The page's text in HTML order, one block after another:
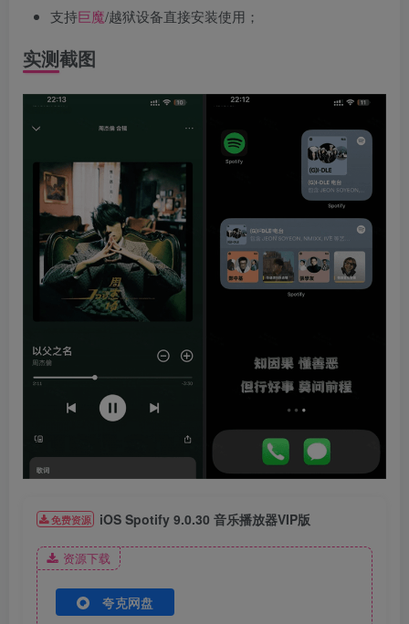
支持巨魔/越狱设备直接安装使用；
实测截图
免费资源 iOS Spotify 9.0.30 音乐播放器VIP版
资源下载
夸克网盘